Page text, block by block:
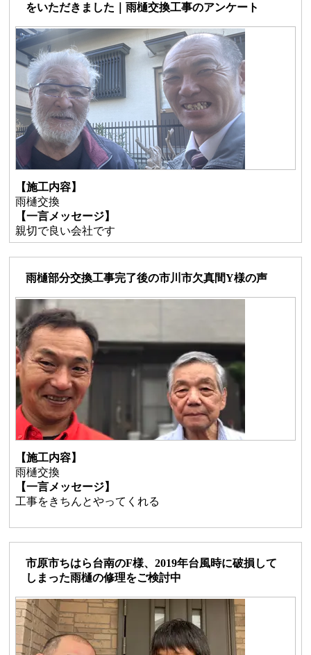
をいただきました｜雨樋交換工事のアンケート
【施工内容】
雨樋交換
【一言メッセージ】
親切で良い会社です
雨樋部分交換工事完了後の市川市欠真間Y様の声
【施工内容】
雨樋交換
【一言メッセージ】
工事をきちんとやってくれる
市原市ちはら台南のF様、2019年台風時に破損して
しまった雨樋の修理をご検討中